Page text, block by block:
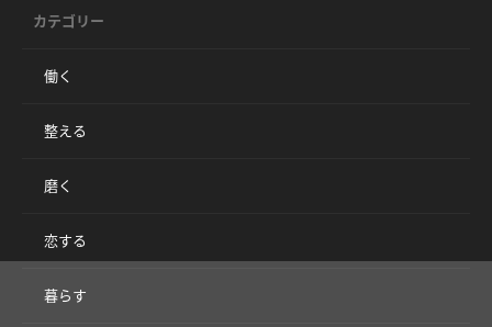
カテゴリー
働く
整える
磨く
恋する
暮らす